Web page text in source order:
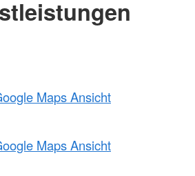
Maps Ansicht
Maps Ansicht